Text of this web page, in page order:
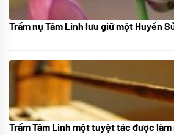
05/10/2025
Trầm nụ Tâm Linh lưu giữ một Huyền
09/06/2024
Trầm Tâm Linh một tuyệt tác được